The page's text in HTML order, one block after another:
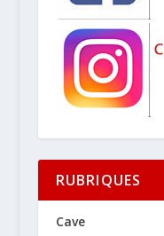
RUBRIQUES
Cave